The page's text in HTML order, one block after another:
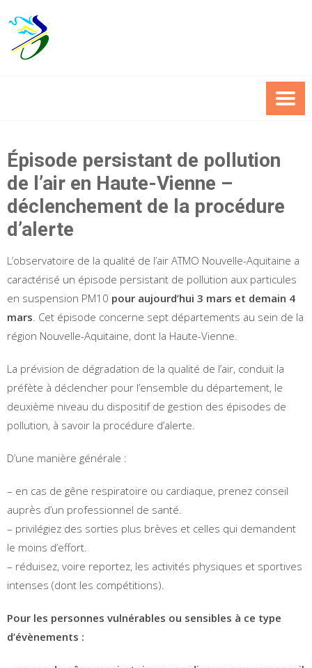
to
content
Épisode persistant de pollution
de l’air en Haute-Vienne –
déclenchement de la procédure
d’alerte
L’observatoire de la qualité de l’air ATMO Nouvelle-Aquitaine a
caractérisé un épisode persistant de pollution aux particules
en suspension PM10 pour aujourd’hui 3 mars et demain 4
mars. Cet épisode concerne sept départements au sein de la
région Nouvelle-Aquitaine, dont la Haute-Vienne.
La prévision de dégradation de la qualité de l’air, conduit la
préfète à déclencher pour l’ensemble du département, le
deuxième niveau du dispositif de gestion des épisodes de
pollution, à savoir la procédure d’alerte.
D’une manière générale :
– en cas de gêne respiratoire ou cardiaque, prenez conseil
auprès d’un professionnel de santé.
– privilégiez des sorties plus brèves et celles qui demandent
le moins d’effort.
– réduisez, voire reportez, les activités physiques et sportives
intenses (dont les compétitions).
Pour les personnes vulnérables ou sensibles à ce type
d’évènements :